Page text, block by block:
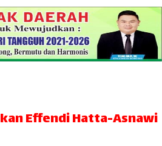
Effendi Hatta-Asnawi